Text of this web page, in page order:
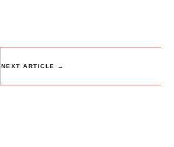
NEXT ARTICLE →